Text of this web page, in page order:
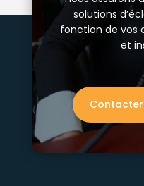
solutions
fonction de vos
et